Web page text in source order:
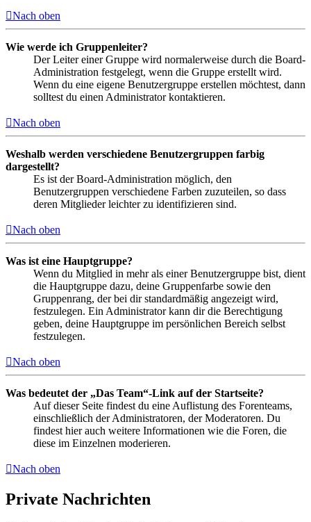
Nach oben
Wie werde ich Gruppenleiter?
Der Leiter einer Gruppe wird normalerweise durch die Board-
Administration festgelegt, wenn die Gruppe erstellt wird.
Wenn du eine eigene Benutzergruppe erstellen möchtest, dann
solltest du einen Administrator kontaktieren.
Nach oben
Weshalb werden verschiedene Benutzergruppen farbig
dargestellt?
Es ist der Board-Administration möglich, den
Benutzergruppen verschiedene Farben zuzuteilen, so dass
deren Mitglieder leichter zu identifizieren sind.
Nach oben
Was ist eine Hauptgruppe?
Wenn du Mitglied in mehr als einer Benutzergruppe bist, dient
die Hauptgruppe dazu, deine Gruppenfarbe sowie den
Gruppenrang, der bei dir standardmäßig angezeigt wird,
festzulegen. Ein Administrator kann dir die Berechtigung
geben, deine Hauptgruppe im persönlichen Bereich selbst
festzulegen.
Nach oben
Was bedeutet der „Das Team“-Link auf der Startseite?
Auf dieser Seite findest du eine Auflistung des Forenteams,
einschließlich der Administratoren, der Moderatoren. Du
findest hier auch weitere Informationen wie die Foren, die
diese im Einzelnen moderieren.
Nach oben
Private Nachrichten